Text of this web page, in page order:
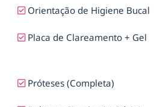
Orientação de Higiene Bucal
Placa de Clareamento + Gel
Próteses (Completa)